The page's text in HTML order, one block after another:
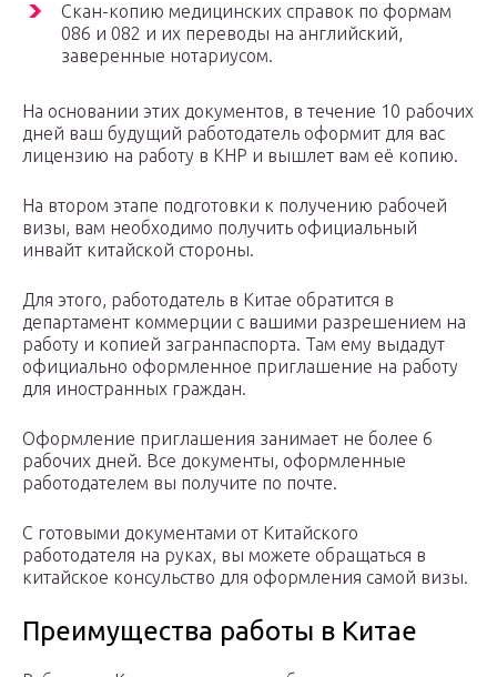
Скан-копию медицинских справок по формам
086 и 082 и их переводы на английский,
заверенные нотариусом.
На основании этих документов, в течение 10 рабочих
дней ваш будущий работодатель оформит для вас
лицензию на работу в КНР и вышлет вам её копию.
На втором этапе подготовки к получению рабочей
визы, вам необходимо получить официальный
инвайт китайской стороны.
Для этого, работодатель в Китае обратится в
департамент коммерции с вашими разрешением на
работу и копией загранпаспорта. Там ему выдадут
официально оформленное приглашение на работу
для иностранных граждан.
Оформление приглашения занимает не более 6
рабочих дней. Все документы, оформленные
работодателем вы получите по почте.
С готовыми документами от Китайского
работодателя на руках, вы можете обращаться в
китайское консульство для оформления самой визы.
Преимущества работы в Китае